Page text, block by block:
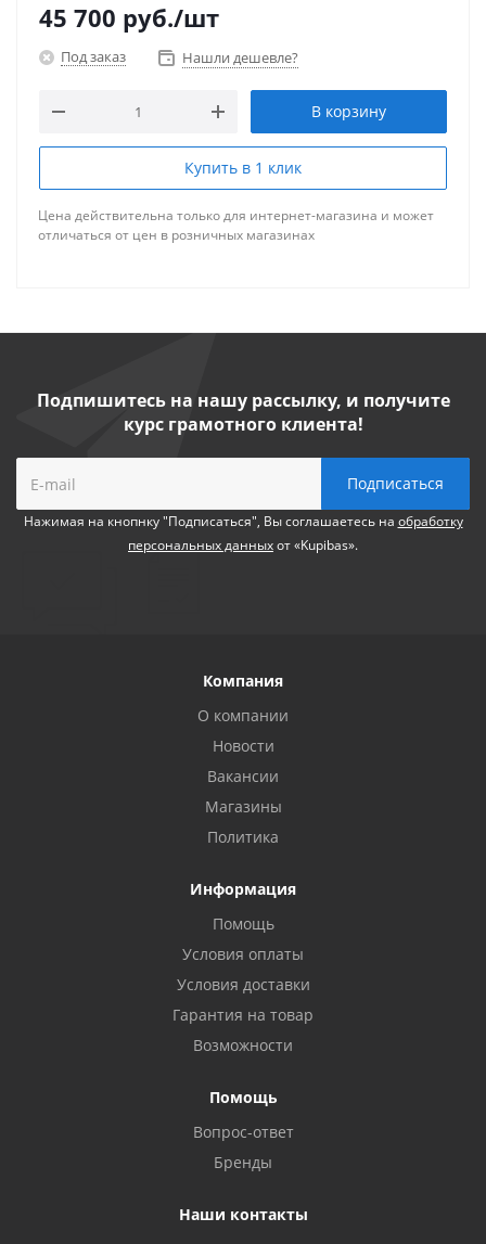
45 700 руб./шт
Под заказ Нашли дешевле?
В корзину
Купить в 1 клик
Цена действительна только для интернет-магазина и может
отличаться от цен в розничных магазинах
Подпишитесь на нашу рассылку, и получите
курс грамотного клиента!
Нажимая на кнопнку "Подписаться", Вы соглашаетесь на обработку
персональных данныхот «Kupibas».
Компания
О компании
Новости
Вакансии
Магазины
Политика
Информация
Помощь
Условия оплаты
Условия доставки
Гарантия на товар
Возможности
Помощь
Вопрос-ответ
Бренды
Наши контакты